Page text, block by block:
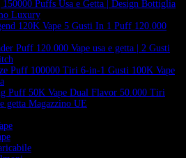
150000 Puffs Usa e Getta | Design Bottiglia
Luxury
120K Vape 5 Gusti In 1 Puff 120.000
Puff 120.000 Vape usa e getta | 2 Gusti
Puff 100000 Tiri 6-in-1 Gusti 100K Vape
Puff 50K Vape Dual Flavor 50.000 Tiri
getta Magazzino UE